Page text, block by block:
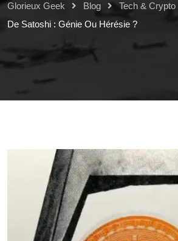
Glorieux Geek Blog Tech & Crypto
De Satoshi : Génie Ou Hérésie ?